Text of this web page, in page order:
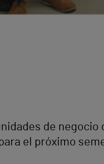
de
el próximo